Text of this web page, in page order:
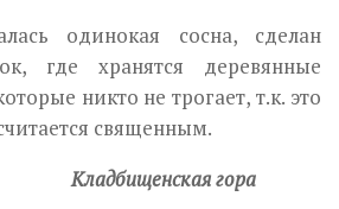
одинокая сосна, сделан
где хранятся деревянные
никто не трогает, т.к. это
священным.
Кладбищенская гора